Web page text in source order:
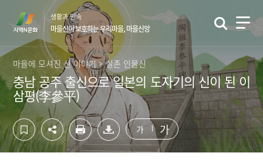
영
바
로
가
기
역
로
가
기
생활과 민속
마을신이 보호하는 우리마을, 마을신앙
마을에 모셔진 신 이야기 > 실존 인물신
충남 공주 출신으로 일본의 도자기의 신이 된 이
삼평(李參平)
가 가